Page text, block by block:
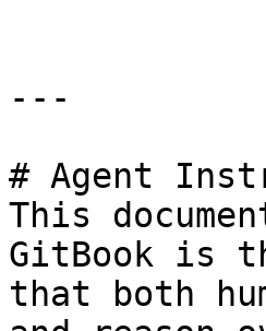
---
# Agent
This
GitBook is
that both